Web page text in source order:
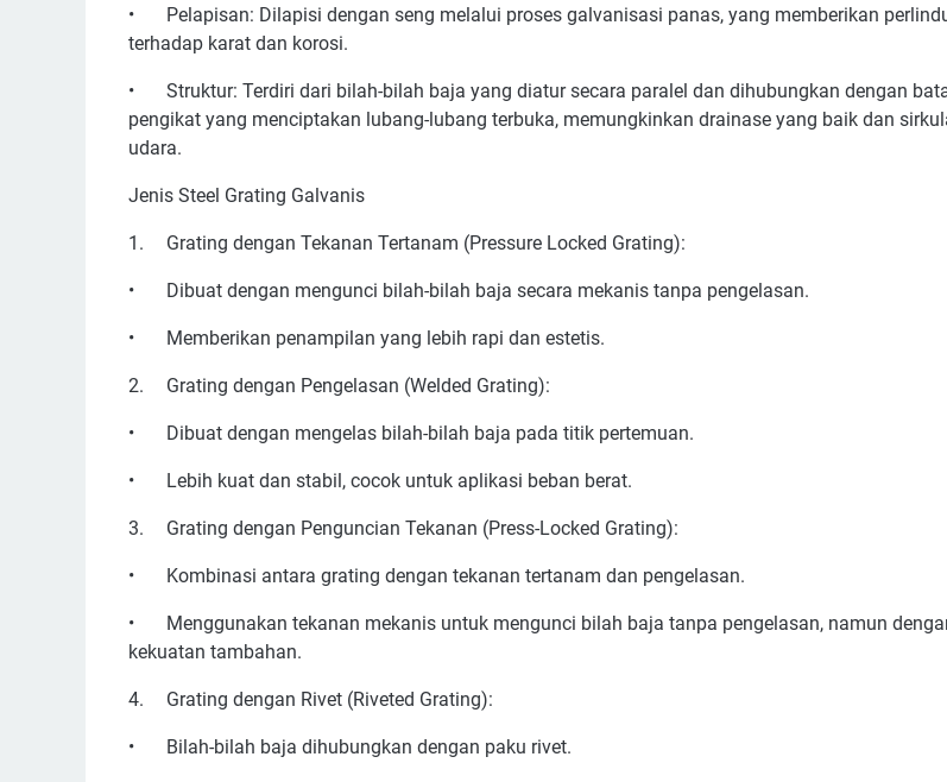
•
Pelapisan: Dilapisi dengan seng melalui proses galvanisasi panas, yang memberikan
terhadap karat dan korosi.
•
Struktur: Terdiri dari bilah-bilah baja yang diatur secara paralel dan dihubungkan dengan
pengikat yang menciptakan lubang-lubang terbuka, memungkinkan drainase yang baik dan
udara.
Jenis Steel Grating Galvanis
1. Grating dengan Tekanan Tertanam (Pressure Locked Grating):
• Dibuat dengan mengunci bilah-bilah baja secara mekanis tanpa pengelasan.
• Memberikan penampilan yang lebih rapi dan estetis.
2. Grating dengan Pengelasan (Welded Grating):
• Dibuat dengan mengelas bilah-bilah baja pada titik pertemuan.
• Lebih kuat dan stabil, cocok untuk aplikasi beban berat.
3. Grating dengan Penguncian Tekanan (Press-Locked Grating):
• Kombinasi antara grating dengan tekanan tertanam dan pengelasan.
•
Menggunakan tekanan mekanis untuk mengunci bilah baja tanpa pengelasan, namun
kekuatan tambahan.
4. Grating dengan Rivet (Riveted Grating):
• Bilah-bilah baja dihubungkan dengan paku rivet.